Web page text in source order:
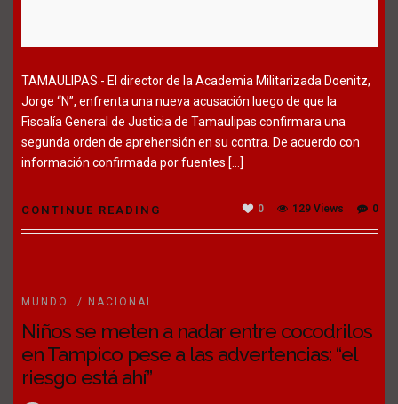
TAMAULIPAS.- El director de la Academia Militarizada Doenitz,
Jorge “N”, enfrenta una nueva acusación luego de que la
Fiscalía General de Justicia de Tamaulipas confirmara una
segunda orden de aprehensión en su contra. De acuerdo con
información confirmada por fuentes […]
CONTINUE READING 0
129 Views
0
MUNDO / NACIONAL
Niños se meten a nadar entre cocodrilos
en Tampico pese a las advertencias: “el
riesgo está ahí”